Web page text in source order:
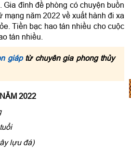
đình đề phòng có chuyện buồn
năm 2022 về xuất hành đi xa
Tiền bạc hao tán nhiều cho cuộc
tán nhiều.
giáp từ chuyên gia phong thủy
2022
lựu đá)